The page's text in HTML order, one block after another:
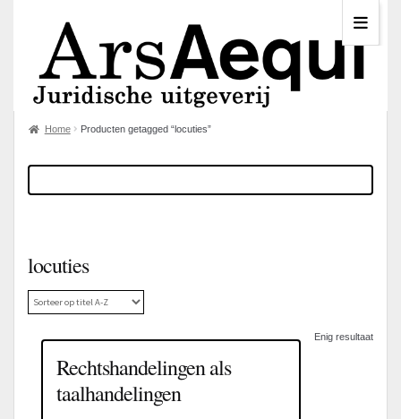
Home Producten getagged “locuties”
locuties
Enig resultaat
Rechtshandelingen als
taalhandelingen